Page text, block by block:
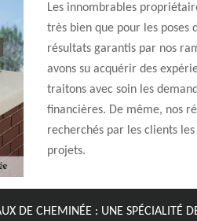
Les innombrables
très bien que pour les poses
résultats garantis par nos
avons su acquérir des
traitons avec soin les
financières. De même, nos
recherchés par les clients
projets.
DE CHEMINÉE : UNE SPÉCIALITÉ